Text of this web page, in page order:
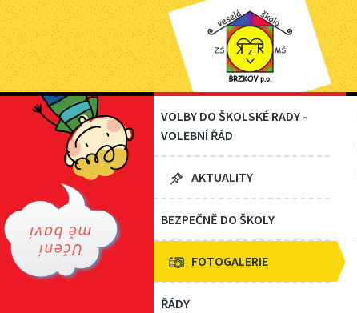
VOLBY DO ŠKOLSKÉ RADY -
VOLEBNÍ ŘÁD
AKTUALITY
BEZPEČNĚ DO ŠKOLY
FOTOGALERIE
ŘÁDY